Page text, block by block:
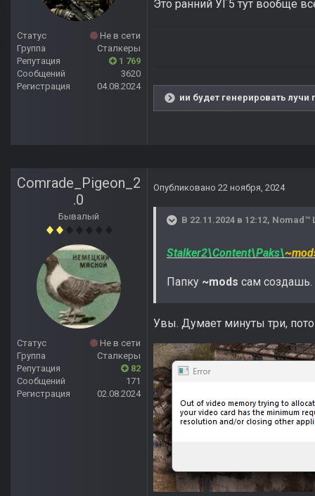
Статус
Не в сети
Группа
Сталкеры
Репутация
1 769
Сообщений
3620
Регистрация
04.08.2024
Это ранний УГ5 тут вообще
ии будет генерировать
Comrade_Pigeon_2
.0
Бывалый
Статус
Не в сети
Группа
Сталкеры
Репутация
82
Сообщений
171
Регистрация
02.08.2024
Опубликовано 22 ноября, 2024
В 22.11.2024 в 12:12, Nomad™
Stalker2\Content\Paks\
Папку ~mods сам создашь.
Увы. Думает минуты три,